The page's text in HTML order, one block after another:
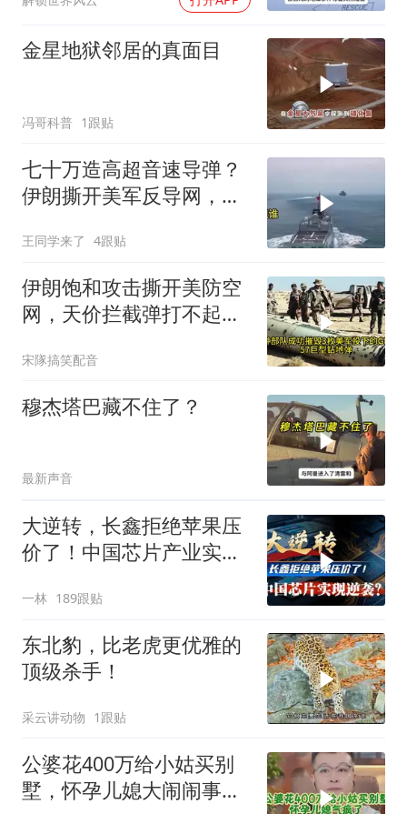
金星地狱邻居的真面目
冯哥科普 1跟贴
七十万造高超音速导弹？
伊朗撕开美军反导网，炸
王同学来了 4跟贴
伊朗饱和攻击撕开美防空
网，天价拦截弹打不起，
宋隊搞笑配音
穆杰塔巴藏不住了？
最新声音
大逆转，长鑫拒绝苹果压
价了！中国芯片产业实现
一林 189跟贴
东北豹，比老虎更优雅的
顶级杀手！
采云讲动物 1跟贴
公婆花400万给小姑买别
墅，怀孕儿媳大闹闹事，